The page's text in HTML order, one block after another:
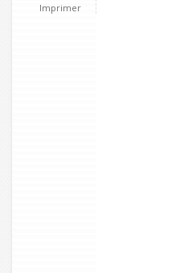
Imprimer